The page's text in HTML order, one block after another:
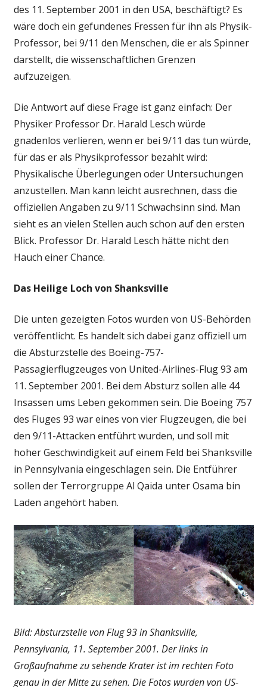
des 11. September 2001 in den USA, beschäftigt? Es
wäre doch ein gefundenes Fressen für ihn als Physik-
Professor, bei 9/11 den Menschen, die er als Spinner
darstellt, die wissenschaftlichen Grenzen
aufzuzeigen.
Die Antwort auf diese Frage ist ganz einfach: Der
Physiker Professor Dr. Harald Lesch würde
gnadenlos verlieren, wenn er bei 9/11 das tun würde,
für das er als Physikprofessor bezahlt wird:
Physikalische Überlegungen oder Untersuchungen
anzustellen. Man kann leicht ausrechnen, dass die
offiziellen Angaben zu 9/11 Schwachsinn sind. Man
sieht es an vielen Stellen auch schon auf den ersten
Blick. Professor Dr. Harald Lesch hätte nicht den
Hauch einer Chance.
Das Heilige Loch von Shanksville
Die unten gezeigten Fotos wurden von US-Behörden
veröffentlicht. Es handelt sich dabei ganz offiziell um
die Absturzstelle des Boeing-757-
Passagierflugzeuges von United-Airlines-Flug 93 am
11. September 2001. Bei dem Absturz sollen alle 44
Insassen ums Leben gekommen sein. Die Boeing 757
des Fluges 93 war eines von vier Flugzeugen, die bei
den 9/11-Attacken entführt wurden, und soll mit
hoher Geschwindigkeit auf einem Feld bei Shanksville
in Pennsylvania eingeschlagen sein. Die Entführer
sollen der Terrorgruppe Al Qaida unter Osama bin
Laden angehört haben.
Bild: Absturzstelle von Flug 93 in Shanksville,
Pennsylvania, 11. September 2001. Der links in
Großaufnahme zu sehende Krater ist im rechten Foto
genau in der Mitte zu sehen. Die Fotos wurden von US-